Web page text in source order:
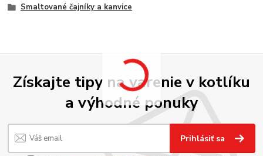
Smaltované čajníky a kanvice
Získajte tipy na varenie v kotlíku
a výhodné ponuky
Prihlásiť sa